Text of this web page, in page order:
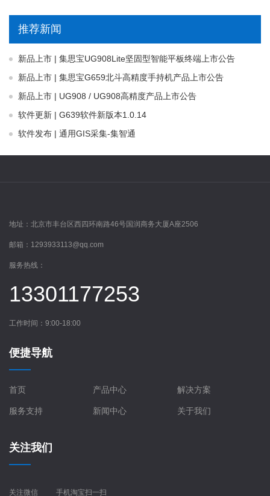
推荐新闻
新品上市 | 集思宝UG908Lite坚固型智能平板终端上市公告
新品上市 | 集思宝G659北斗高精度手持机产品上市公告
新品上市 | UG908 / UG908高精度产品上市公告
软件更新 | G639软件新版本1.0.14
软件发布 | 通用GIS采集-集智通
地址： 北京市丰台区西四环南路46号国润商务大厦A座2506
邮箱： 1293933113@qq.com
服务热线：
13301177253
工作时间：9:00-18:00
便捷导航
首页 产品中心 解决方案
服务支持 新闻中心 关于我们
关注我们
关注微信 手机淘宝扫一扫